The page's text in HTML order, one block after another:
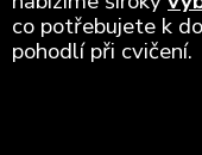
co potřebujete k
pohodlí při cvičení.